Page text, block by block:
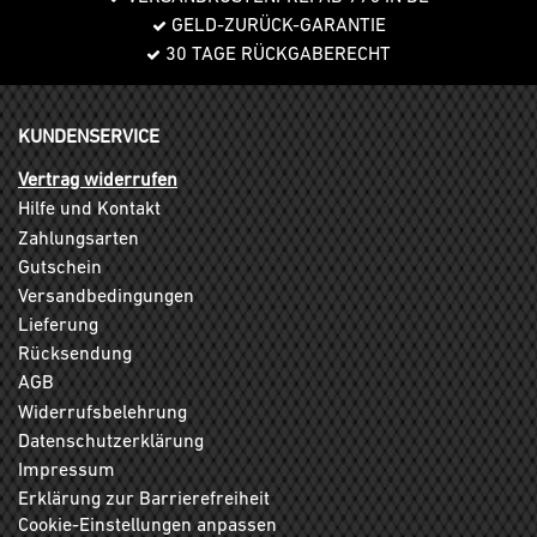
GELD-ZURÜCK-GARANTIE
30 TAGE RÜCKGABERECHT
KUNDENSERVICE
Vertrag widerrufen
Hilfe und Kontakt
Zahlungsarten
Gutschein
Versandbedingungen
Lieferung
Rücksendung
AGB
Widerrufsbelehrung
Datenschutzerklärung
Impressum
Erklärung zur Barrierefreiheit
Cookie-Einstellungen anpassen